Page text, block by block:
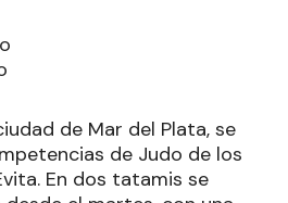
de Mar del Plata, se
de Judo de los
En dos tatamis se